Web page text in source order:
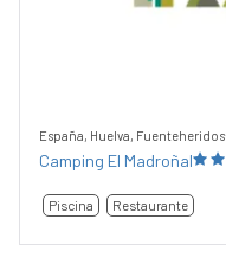
España, Huelva, Fuenteheridos
Camping El Madroñal
Piscina Restaurante